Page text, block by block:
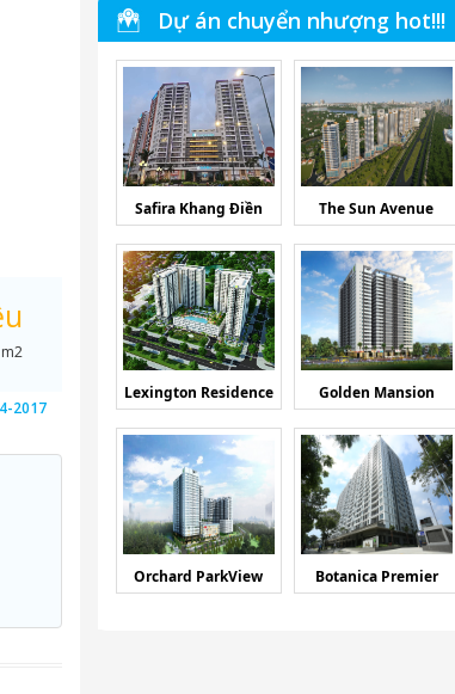
2017
Dự án chuyển nhượng hot!!!
Safira Khang Điền The Sun Avenue
Lexington Residence Golden Mansion
Orchard ParkView Botanica Premier